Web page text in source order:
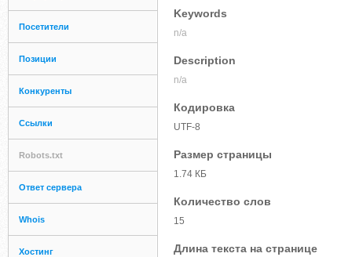
Посетители
Позиции
Конкуренты
Ссылки
Robots.txt
Ответ сервера
Whois
Хостинг
Keywords
n/a
Description
n/a
Кодировка
UTF-8
Размер страницы
1.74 КБ
Количество слов
15
Длина текста на странице